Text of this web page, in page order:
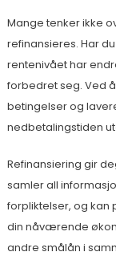
Mange tenker ikke
refinansieres. Har
rentenivået har
forbedret seg. Ved
betingelser og
nedbetalingstiden
Refinansiering gir
samler all
forpliktelser, og kan
din nåværende
andre smålån i